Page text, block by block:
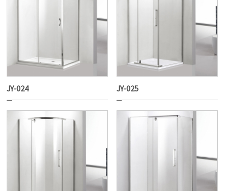
JY-024 JY-025